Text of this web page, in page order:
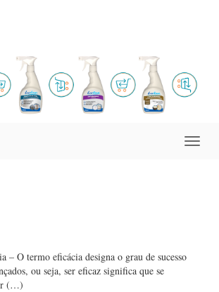
Toggle
– O termo eficácia designa o grau de sucesso
ou seja, ser eficaz significa que se
(…)